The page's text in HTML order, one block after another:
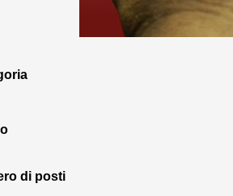
di posti